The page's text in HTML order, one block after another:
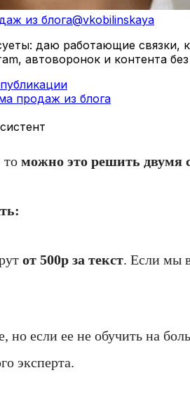
из блога@vkobilinskaya
даю работающие связки,
автоворонок и контента
продаж из блога
то можно это решить двумя
от 500р за текст. Если мы
но если ее не обучить на
эксперта.